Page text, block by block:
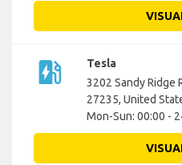
ev_station
Tesla
3202 Sandy Ridge
27235, United
Mon-Sun: 00:00 -